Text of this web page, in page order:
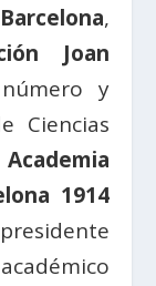
,
Joan
y
Ciencias
1914